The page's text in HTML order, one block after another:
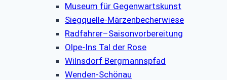
Museum für Gegenwartskunst
Siegquelle-Märzenbecherwiese
Radfahrer–Saisonvorbereitung
Olpe-Ins Tal der Rose
Wilnsdorf Bergmannspfad
Wenden-Schönau